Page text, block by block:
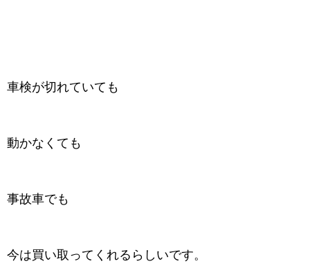
車検が切れていても
動かなくても
事故車でも
今は買い取ってくれるらしいです。